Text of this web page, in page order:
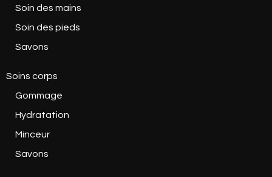
Soin des mains
Soin des pieds
Savons
Soins corps
Gommage
Hydratation
Minceur
Savons